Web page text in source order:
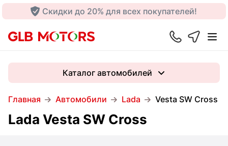
Скидки до 20% для всех покупателей!
Главная Автомобили Lada Vesta SW Cross
Каталог автомобилей
Lada Vesta SW Cross